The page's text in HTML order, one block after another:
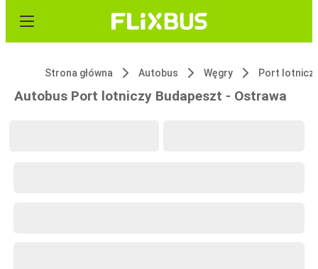
Strona główna Autobus Węgry
Autobus Port lotniczy Budapeszt - Ostrawa